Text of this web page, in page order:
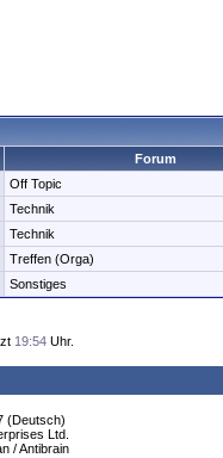
Forum
Off Topic
Technik
Technik
Treffen (Orga)
Sonstiges
19:54 Uhr.
(Deutsch)
Ltd.
/ Antibrain